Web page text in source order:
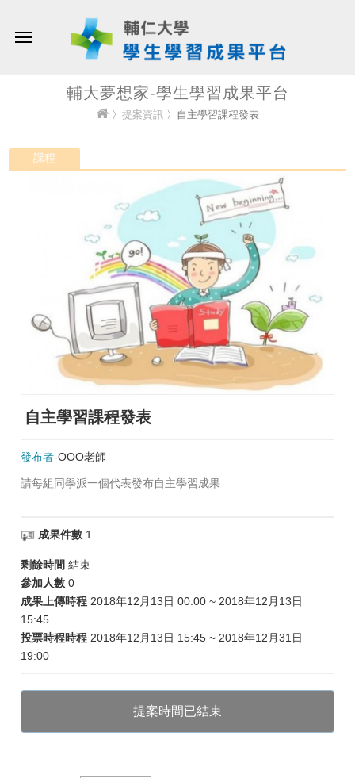
輔大夢想家-學生學習成果平台
〉 提案資訊 〉自主學習課程發表
課程
自主學習課程發表
發布者-OOO老師
請每組同學派一個代表發布自主學習成果
成果件數 1
剩餘時間 結束
參加人數 0
成果上傳時程 2018年12月13日 00:00 ~ 2018年12月13日
15:45
投票時程時程 2018年12月13日 15:45 ~ 2018年12月31日
19:00
提案時間已結束